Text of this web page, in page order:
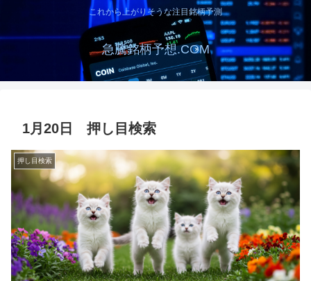
これから上がりそうな注目銘柄予測
急騰銘柄予想.COM
1月20日 押し目検索
押し目検索